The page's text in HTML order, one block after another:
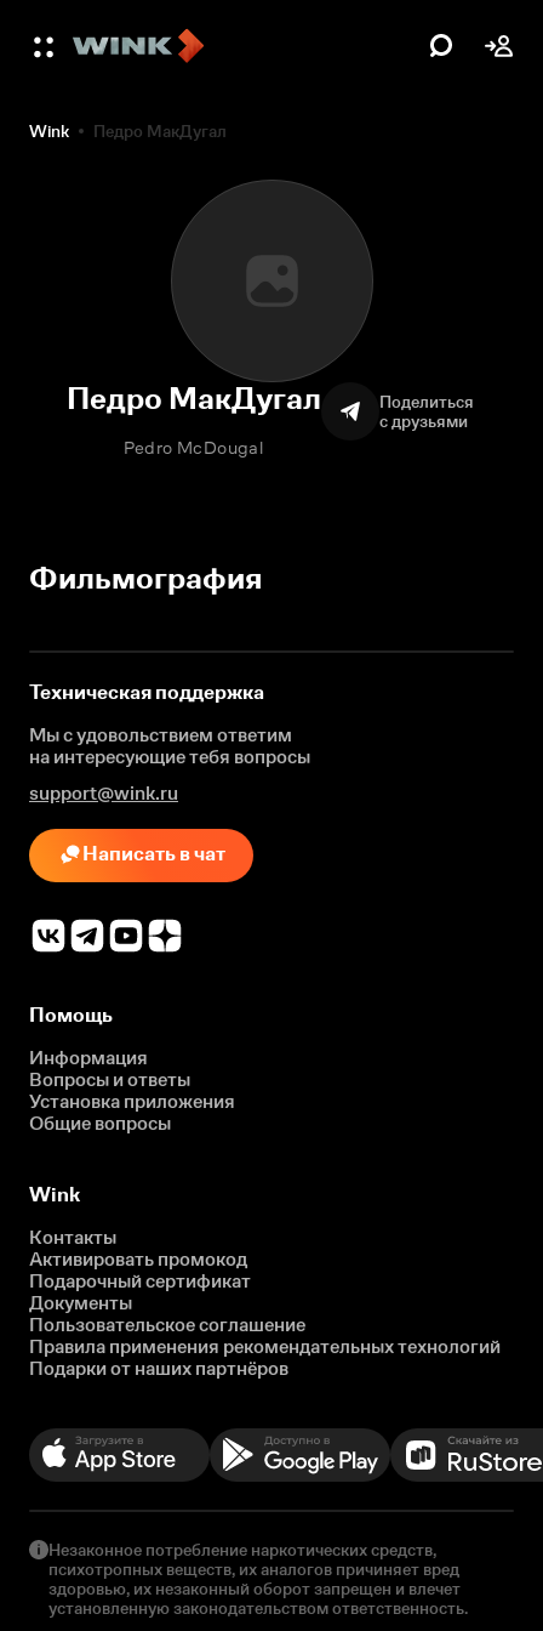
Wink Педро МакДугал
Педро МакДугал
Pedro McDougal
Поделиться
с друзьями
Фильмография
Техническая поддержка
Мы с удовольствием ответим
на интересующиетебя вопросы
support@wink.ru
Написать в чат
Помощь
Информация
Вопросы и ответы
Установка приложения
Общие вопросы
Wink
Контакты
Активировать промокод
Подарочный сертификат
Документы
Пользовательское соглашение
Правила применения рекомендательных технологий
Подарки от наших партнёров
Незаконное потребление наркотических средств,
психотропных веществ, их аналогов причиняет вред
здоровью, их незаконный оборот запрещен и влечет
установленную законодательством ответственность.